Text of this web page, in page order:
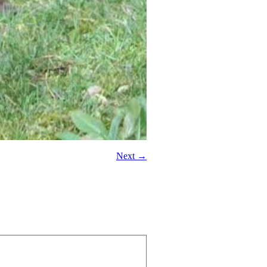
Next →